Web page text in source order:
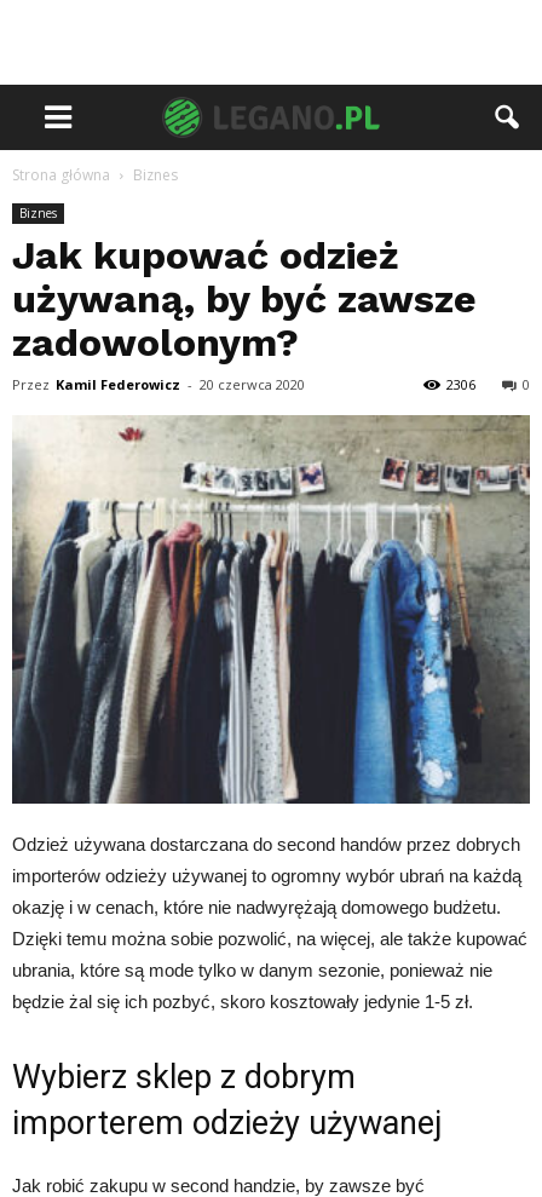
Strona główna Biznes
Biznes
Jak kupować odzież
używaną, by być zawsze
zadowolonym?
Przez Kamil Federowicz - 20 czerwca 2020 0
2306
Odzież używana dostarczana do second handów przez dobrych
importerów odzieży używanej to ogromny wybór ubrań na każdą
okazję i w cenach, które nie nadwyrężają domowego budżetu.
Dzięki temu można sobie pozwolić, na więcej, ale także kupować
ubrania, które są mode tylko w danym sezonie, ponieważ nie
będzie żal się ich pozbyć, skoro kosztowały jedynie 1-5 zł.
Wybierz sklep z dobrym
importerem odzieży używanej
Jak robić zakupu w second handzie, by zawsze być